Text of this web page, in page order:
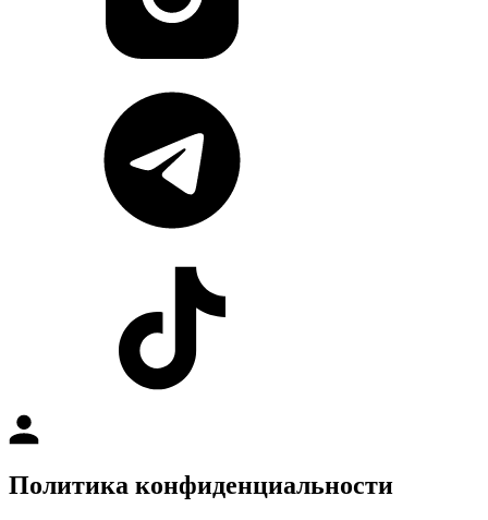
Политика конфиденциальности